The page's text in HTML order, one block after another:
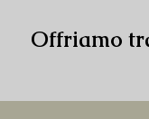
Offriamo